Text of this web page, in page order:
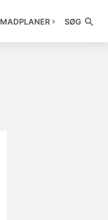
MADPLANER SØG